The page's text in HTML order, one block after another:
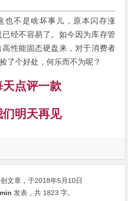
也不是啥坏事儿，原本闪存涨
经不容易了。如今因为库存管
性能固态硬盘来，对于消费者
了个好处，何乐而不为呢？
天点评一款
们明天再见
文章，于2018年5月10日
发表，共 1823 字。